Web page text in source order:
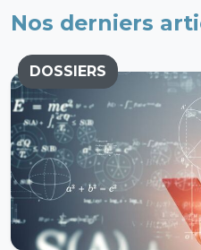
Nos derniers
DOSSIERS